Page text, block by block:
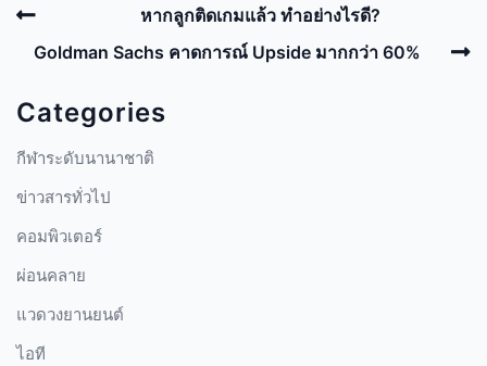
Post
navigation
Previous
Post
หากลูกติดเกมแล้ว ทำอย่างไรดี?
Goldman Sachs คาดการณ์ Upside มากกว่า 60%
Categories
กีฬาระดับนานาชาติ
ข่าวสารทั่วไป
คอมพิวเตอร์
ผ่อนคลาย
แวดวงยานยนต์
ไอที